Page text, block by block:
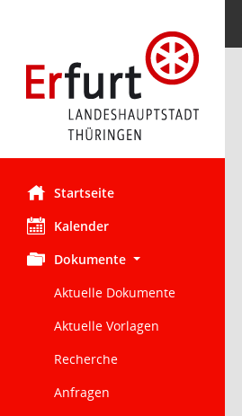
Startseite
Kalender
Dokumente
Aktuelle Dokumente
Aktuelle Vorlagen
Recherche
Anfragen